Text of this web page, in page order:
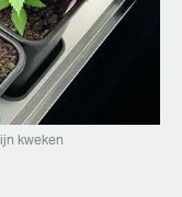
kweken